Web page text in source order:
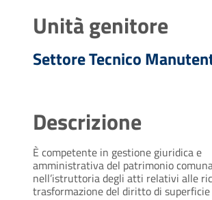
Unità genitore
Settore Tecnico
Descrizione
È competente in gestione giuridica e
amministrativa del patrimonio
nell’istruttoria degli atti relativi alle
trasformazione del diritto di